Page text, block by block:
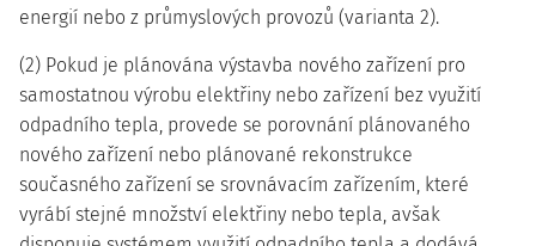
energií nebo z průmyslových provozů (varianta 2).
(2) Pokud je plánována výstavba nového zařízení pro
samostatnou výrobu elektřiny nebo zařízení bez využití
odpadního tepla, provede se porovnání plánovaného
nového zařízení nebo plánované rekonstrukce
současného zařízení se srovnávacím zařízením, které
vyrábí stejné množství elektřiny nebo tepla, avšak